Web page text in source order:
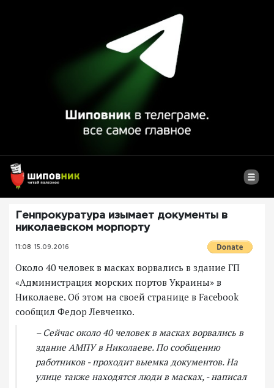
Генпрокуратура изымает документы в
николаевском морпорту
11:08 15.09.2016
Около 40 человек в масках ворвались в здание ГП
«Администрация морских портов Украины» в
Николаеве. Об этом на своей странице в Facebook
сообщил Федор Левченко.
– Сейчас около 40 человек в масках ворвались в
здание АМПУ в Николаеве. По сообщению
работников - проходит выемка документов. На
улице также находятся люди в масках, - написал